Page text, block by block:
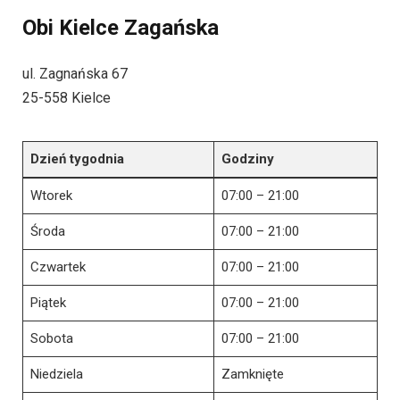
Obi Kielce Zagańska
ul. Zagnańska 67
25-558 Kielce
Dzień tygodnia Godziny
Wtorek 07:00 – 21:00
Środa 07:00 – 21:00
Czwartek 07:00 – 21:00
Piątek 07:00 – 21:00
Sobota 07:00 – 21:00
Niedziela Zamknięte